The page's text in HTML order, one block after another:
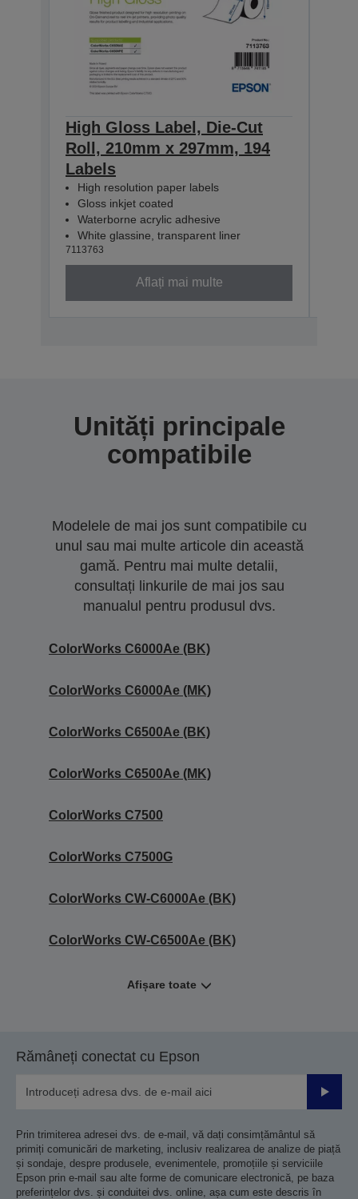
High Gloss Label, Die-Cut
Roll, 210mm x 297mm, 194
Labels
High resolution paper labels
Gloss inkjet coated
Waterborne acrylic adhesive
White glassine, transparent liner
7113763
Aflați mai multe
Unități principale
compatibile
Modelele de mai jos sunt compatibile cu
unul sau mai multe articole din această
gamă. Pentru mai multe detalii,
consultați linkurile de mai jos sau
manualul pentru produsul dvs.
ColorWorks C6000Ae (BK)
ColorWorks C6000Ae (MK)
ColorWorks C6500Ae (BK)
ColorWorks C6500Ae (MK)
ColorWorks C7500
ColorWorks C7500G
ColorWorks CW-C6000Ae (BK)
ColorWorks CW-C6500Ae (BK)
Afișare toate
Rămâneți conectat cu Epson
Prin trimiterea adresei dvs. de e-mail, vă dați consimțământul să
primiți comunicări de marketing, inclusiv realizarea de analize de piață
și sondaje, despre produsele, evenimentele, promoțiile și serviciile
Epson prin e-mail sau alte forme de comunicare electronică, pe baza
preferințelor dvs. și conduitei dvs. online, așa cum este descris în